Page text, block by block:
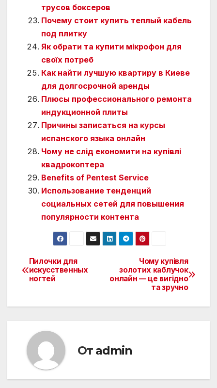
трусов боксеров
Почему стоит купить теплый кабель
под плитку
Як обрати та купити мікрофон для
своїх потреб
Как найти лучшую квартиру в Киеве
для долгосрочной аренды
Плюсы профессионального ремонта
индукционной плиты
Причины записаться на курсы
испанского языка онлайн
Чому не слід економити на купівлі
квадрокоптера
Benefits of Pentest Service
Использование тенденций
социальных сетей для повышения
популярности контента
Навигация
по
записям
Чому купівля
золотих каблучок
онлайн — це вигідно
та зручно
Пилочки для
искусственных
ногтей
От admin